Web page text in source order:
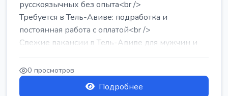
русскоязычных без опыта<br />
Требуется в Тель-Авиве: подработка и
постоянная работа с оплатой<br />
Свежие вакансии в Тель-Авиве для мужчин и
женщин от хозя...
0 просмотров
Подробнее